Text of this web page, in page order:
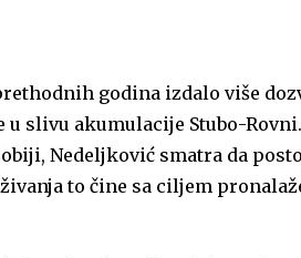
godina izdalo više
slivu akumulacije Stubo-
Nedeljković smatra da
to čine sa ciljem